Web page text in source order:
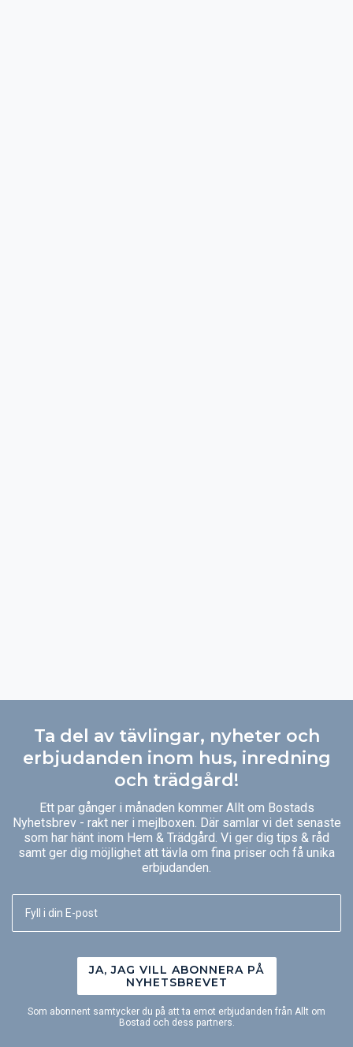
Ta del av tävlingar, nyheter och
erbjudanden inom hus, inredning
och trädgård!
Ett par gånger i månaden kommer Allt om Bostads
Nyhetsbrev - rakt ner i mejlboxen. Där samlar vi det senaste
som har hänt inom Hem & Trädgård. Vi ger dig tips & råd
samt ger dig möjlighet att tävla om fina priser och få unika
erbjudanden.
JA, JAG VILL ABONNERA PÅ
NYHETSBREVET
Som abonnent samtycker du på att ta emot erbjudanden från Allt om
Bostad och dess partners.